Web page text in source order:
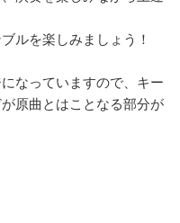
ルを楽しみましょう！
なっていますので、キー
原曲とはことなる部分が